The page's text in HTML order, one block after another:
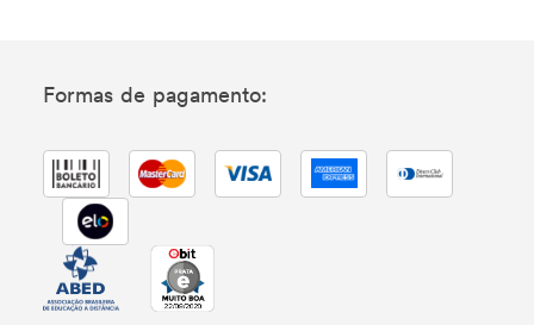
Formas de pagamento: